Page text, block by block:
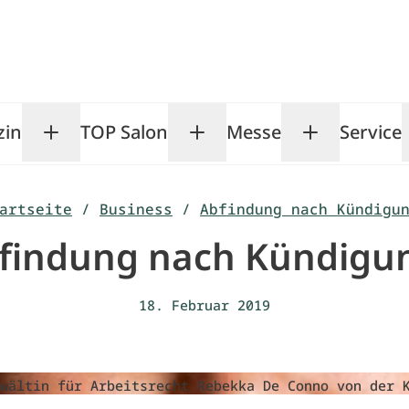
Toggle Magazin submenu
TOP Salon Toggle TOP Salon
Messe ToggleService
/ Business / Abfindung nach
nach
18. Februar 2019
für Arbeitsrecht Rebekka De Conno von